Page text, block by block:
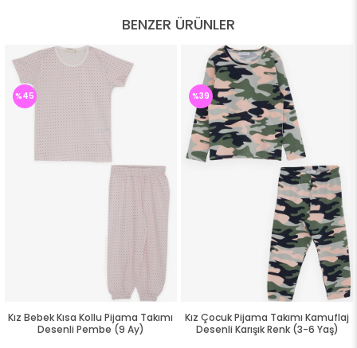
BENZER ÜRÜNLER
Kız Bebek Kısa Kollu Pijama Takımı
Desenli Pembe (9 Ay)
%45
Kız Çocuk Pijama Takımı Kamuflaj
Desenli Karışık Renk (3-6 Yaş)
%39